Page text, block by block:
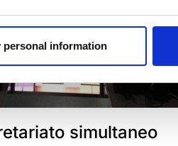
personal information
simultaneo